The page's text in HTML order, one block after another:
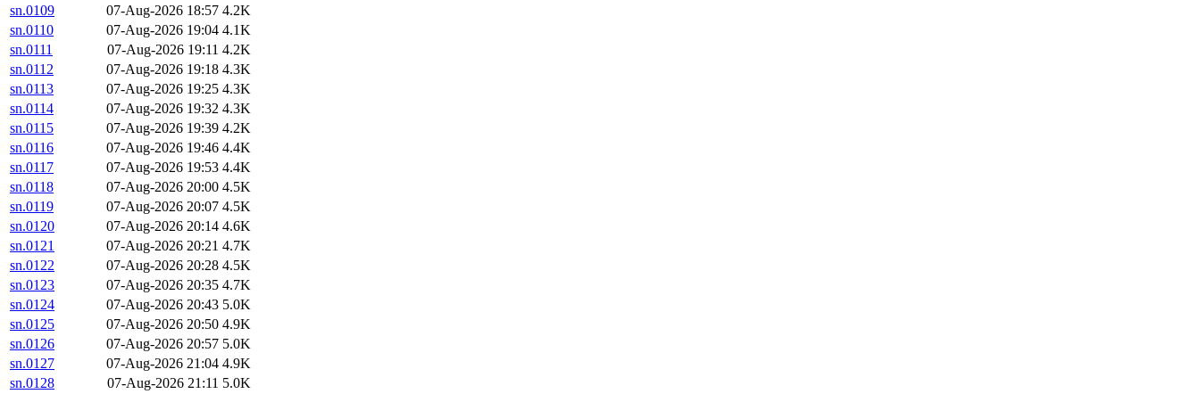
sn.0109
07-Aug-2026 18:57 4.2K
sn.0110
07-Aug-2026 19:04 4.1K
sn.0111
07-Aug-2026 19:11 4.2K
sn.0112
07-Aug-2026 19:18 4.3K
sn.0113
07-Aug-2026 19:25 4.3K
sn.0114
07-Aug-2026 19:32 4.3K
sn.0115
07-Aug-2026 19:39 4.2K
sn.0116
07-Aug-2026 19:46 4.4K
sn.0117
07-Aug-2026 19:53 4.4K
sn.0118
07-Aug-2026 20:00 4.5K
sn.0119
07-Aug-2026 20:07 4.5K
sn.0120
07-Aug-2026 20:14 4.6K
sn.0121
07-Aug-2026 20:21 4.7K
sn.0122
07-Aug-2026 20:28 4.5K
sn.0123
07-Aug-2026 20:35 4.7K
sn.0124
07-Aug-2026 20:43 5.0K
sn.0125
07-Aug-2026 20:50 4.9K
sn.0126
07-Aug-2026 20:57 5.0K
sn.0127
07-Aug-2026 21:04 4.9K
sn.0128
07-Aug-2026 21:11 5.0K